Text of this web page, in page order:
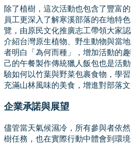
除了植樹，這次活動也包含了豐富
員工更深入了解寒溪部落的在地特
覽，由原民文化推廣志工帶領大家
介紹台灣原生植物、野生動物與當
者明白「為何而種」，增加活動的
己的午餐製作傳統獵人飯包也是活
驗如何以竹葉與野菜包裹食物，學
充滿山林風味的美食，增進對部落文
企業承諾與展望
儘管當天氣候濕冷，所有參與者依
樹任務，也在實際行動中體會到環